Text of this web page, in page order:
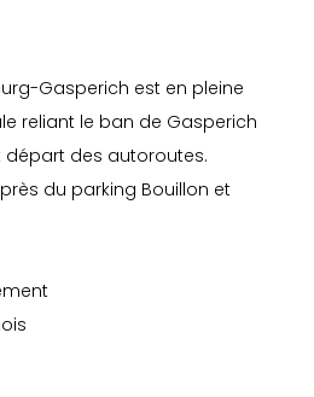
Gasperich est en pleine
reliant le ban de Gasperich
départ des autoroutes.
du parking Bouillon et